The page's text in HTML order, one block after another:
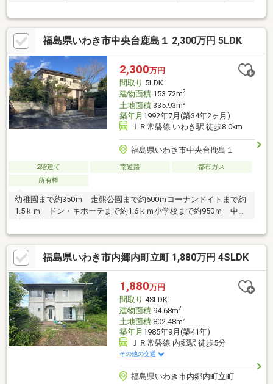
ーまで約1.6ｋｍ 小学校まで約500ｍ 中学校まで約600ｍ
福島県いわき市中央台鹿島１ 2,300万円 5LDK
2,300万円
間取り 5LDK
建物面積153.72m2
土地面積335.93m2
築年月 1992年7月(築34年2ヶ月)
ＪＲ常磐線 いわき駅 徒歩8.0km
福島県いわき市中央台鹿島１
2階建て 南道路
都市ガス
所有権
幼稚園まで約350ｍ 走熊公園まで約600ｍコーナンドイトまで約
1.5ｋｍ ドン・キホーテまで約1.6ｋｍ小学校まで約950ｍ 中学
福島県いわき市内郷内町立町 1,880万円 4SLDK
1,880万円
間取り 4SLDK
建物面積94.68m2
土地面積802.48m2
築年月 1985年9月(築41年)
ＪＲ常磐線 内郷駅 徒歩5分
その他の交通
福島県いわき市内郷内町立町